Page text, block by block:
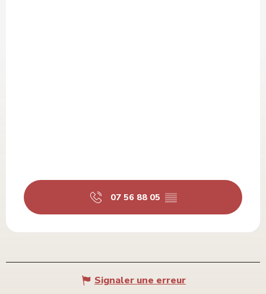
07 56 88 05 ▒▒
Signaler une erreur